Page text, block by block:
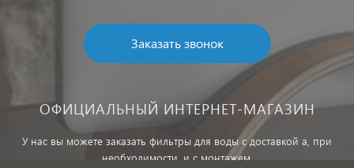
Заказать звонок
ОФИЦИАЛЬНЫЙ ИНТЕРНЕТ-МАГАЗИН
У нас вы можете заказать фильтры для воды с доставкой а, при
необходимости, и с монтажем.